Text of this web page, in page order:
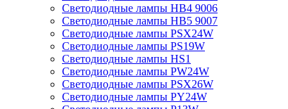
Светодиодные лампы HB4 9006
Светодиодные лампы HB5 9007
Светодиодные лампы PSX24W
Светодиодные лампы PS19W
Светодиодные лампы HS1
Светодиодные лампы PW24W
Светодиодные лампы PSX26W
Светодиодные лампы PY24W